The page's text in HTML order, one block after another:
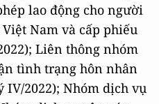
lao động cho người
Nam và cấp phiếu
Liên thông nhóm
tình trạng hôn nhân
IV/2022); Nhóm dịch vụ